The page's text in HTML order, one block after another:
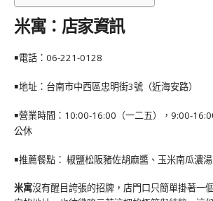
米寓：店家資訊
￭電話： 06-221-0128
￭地址：台南市中西區忠明街3號（近海安路）
￭營業時間：10:00-16:00（一二五），9:00-
公休
￭推薦餐點： 椒鹽松阪豬佐胡麻醬、玉米南瓜濃
米寓沒有醒目誇張的招牌，店門口只簡單掛著一